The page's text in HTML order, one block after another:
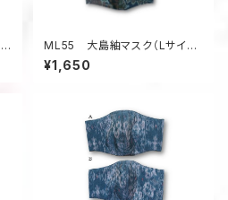
ML55 大島紬マスク（Lサイ
ズ・黒系・葉っぱ柄）
¥1,650